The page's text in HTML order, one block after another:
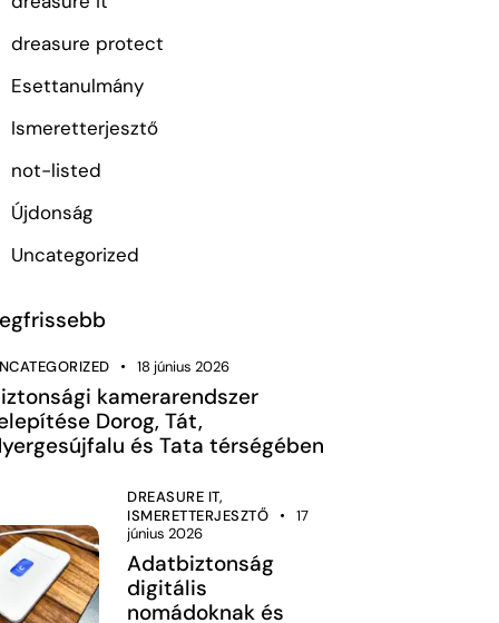
dreasure protect
Esettanulmány
Ismeretterjesztő
not-listed
Újdonság
Uncategorized
18 június 2026
kamerarendszer
Dorog, Tát,
és Tata térségében
DREASURE IT,
ISMERETTERJESZTŐ
17
június 2026
Adatbiztonság
digitális
nomádoknak és